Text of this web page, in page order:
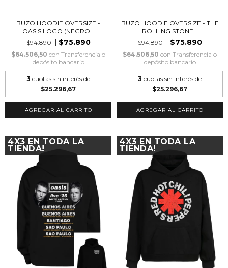
BUZO HOODIE OVERSIZE -
OASIS LOGO (NEGRO...
$94.890
$75.890
$64.506,50 con Transferencia o
depósito bancario
3 cuotas sin interés de
$25.296,67
AGREGAR AL CARRITO
BUZO HOODIE OVERSIZE - THE
ROLLING STONE...
$94.890
$75.890
$64.506,50 con Transferencia o
depósito bancario
3 cuotas sin interés de
$25.296,67
AGREGAR AL CARRITO
4X3 EN TODA LA
TIENDA!
4X3 EN TODA LA
TIENDA!